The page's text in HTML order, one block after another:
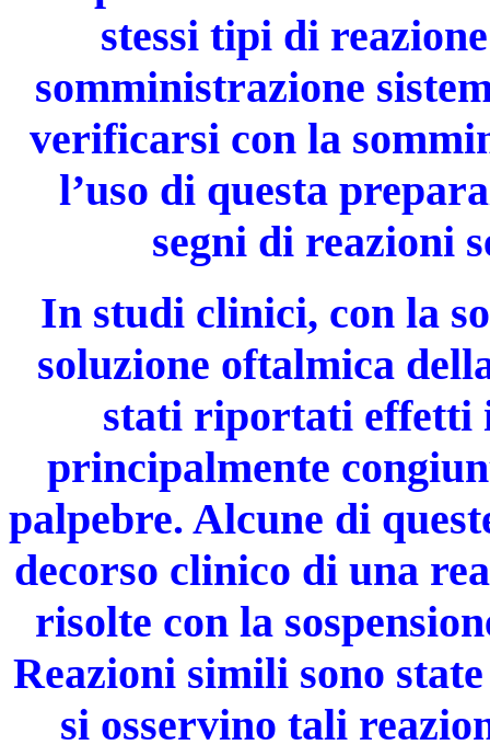
stessi tipi di
somministrazione
verificarsi con la
l’uso di questa
segni di reazioni
In studi clinici, con la
soluzione oftalmica
stati riportati effetti
principalmente
palpebre. Alcune di
decorso clinico di una
risolte con la
Reazioni simili sono
si osservino tali